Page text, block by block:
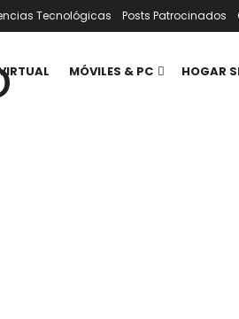
Tecnológicas Posts Patrocinados
MÓVILES & PC HOGAR